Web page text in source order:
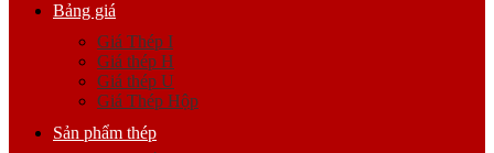
Bảng giá
Giá Thép I
Giá thép H
Giá thép U
Giá Thép Hộp
Sản phẩm thép